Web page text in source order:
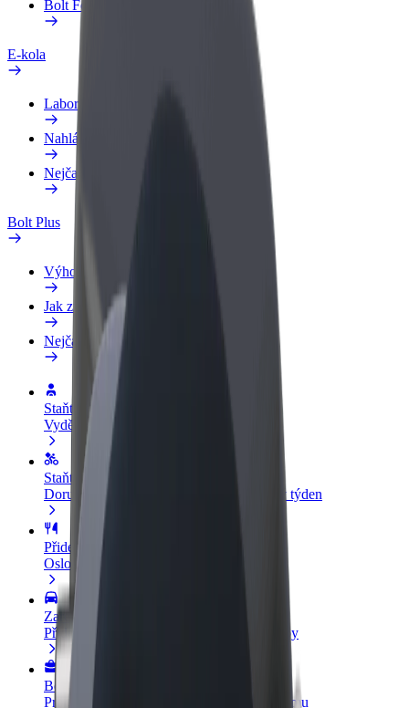
Bolt Food pro Business
E-kola
Laboratoř bezpečnosti
Nahlásit problém
Nejčastější otázky
Bolt Plus
Výhody
Jak získat členství
Nejčastější otázky
Staňte se řidičem
Vydělávejte podle sebe
Staňte se kurýrem
Doručujte jídlo a dostávejte výplatu každý týden
Přidejte restauraci nebo obchod
Oslovte více zákazníků a zvyšte si tržby
Zaregistrujte se jako flotilový partner
Přidejte svou flotilu k Boltu a zvyšte si tržby
Bolt for Business
Produkty a služby Boltu přesně pro vaši firmu